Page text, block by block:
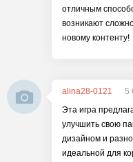
отличным
возникают
новому контенту!
alina28-0121
5
Эта игра
улучшить свою
дизайном и
идеальной для